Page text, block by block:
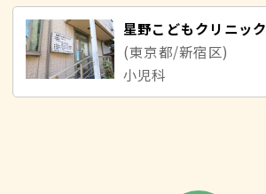
星野こどもクリニック
(東京都/新宿区)
小児科